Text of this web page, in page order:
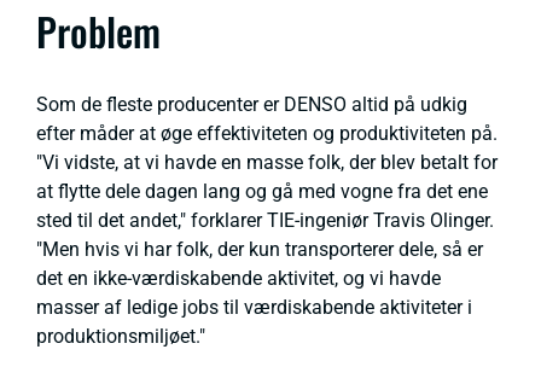
Problem
Som de fleste producenter er DENSO altid på udkig
efter måder at øge effektiviteten og produktiviteten på.
"Vi vidste, at vi havde en masse folk, der blev betalt for
at flytte dele dagen lang og gå med vogne fra det ene
sted til det andet," forklarer TIE-ingeniør Travis Olinger.
"Men hvis vi har folk, der kun transporterer dele, så er
det en ikke-værdiskabende aktivitet, og vi havde
masser af ledige jobs til værdiskabende aktiviteter i
produktionsmiljøet."